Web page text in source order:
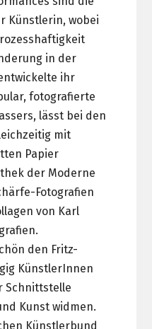
Künstlerin, wobei
in der
ihr
fotografierte
lässt bei den
mit
Papier
der Moderne
Fotografien
von Karl
den Fritz-
KünstlerInnen
Schnittstelle
Kunst widmen.
Künstlerbund